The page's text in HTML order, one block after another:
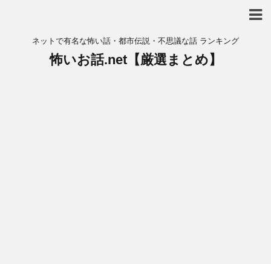
ネットで有名な怖い話・都市伝説・不思議な話 ランキング
怖いお話.net【厳選まとめ】